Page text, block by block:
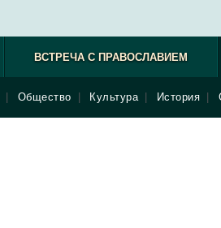
ВСТРЕЧА С ПРАВОСЛАВИЕМ
Общество Культура История